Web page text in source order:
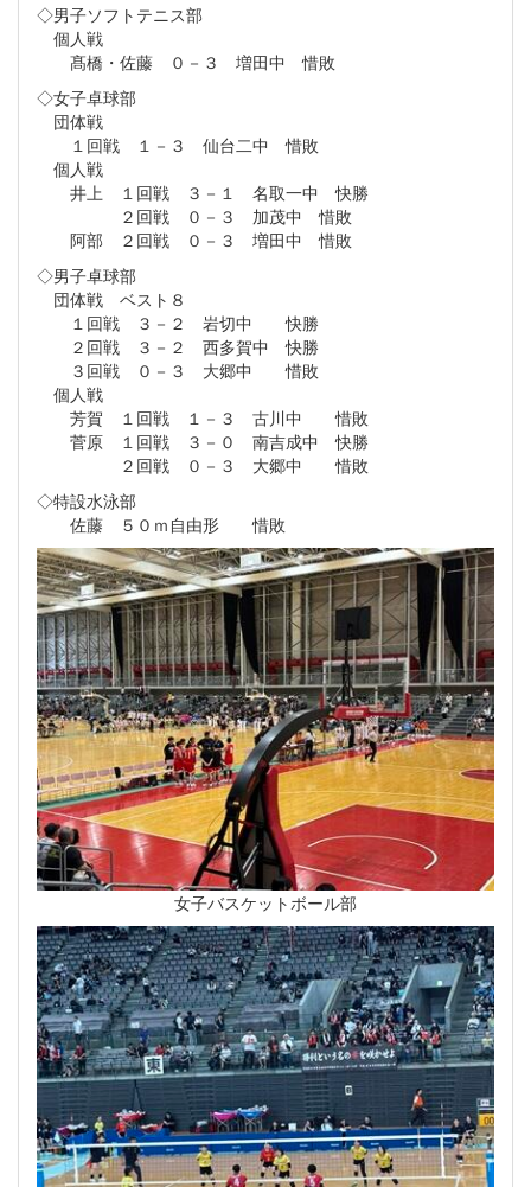
◇男子ソフトテニス部
個人戦
髙橋・佐藤 ０－３ 増田中 惜敗
◇女子卓球部
団体戦
１回戦 １－３ 仙台二中 惜敗
個人戦
井上 １回戦 ３－１ 名取一中 快勝
２回戦 ０－３ 加茂中 惜敗
阿部 ２回戦 ０－３ 増田中 惜敗
◇男子卓球部
団体戦 ベスト８
１回戦 ３－２ 岩切中 快勝
２回戦 ３－２ 西多賀中 快勝
３回戦 ０－３ 大郷中 惜敗
個人戦
芳賀 １回戦 １－３ 古川中 惜敗
菅原 １回戦 ３－０ 南吉成中 快勝
２回戦 ０－３ 大郷中 惜敗
◇特設水泳部
佐藤 ５０ｍ自由形 惜敗
女子バスケットボール部